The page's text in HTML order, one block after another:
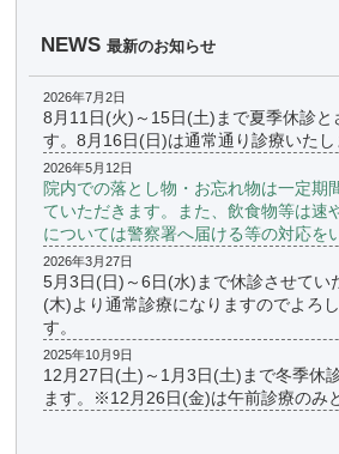
NEWS 最新のお知らせ
2026年7月2日
8月11日(火)～15日(土)まで夏季休診と
す。8月16日(日)は通常通り診療いたし
2026年5月12日
院内での落とし物・お忘れ物は一定期
ていただきます。また、飲食物等は速
については警察署へ届ける等の対応を
2026年3月27日
5月3日(日)～6日(水)まで休診させてい
(木)より通常診療になりますのでよろ
す。
2025年10月9日
12月27日(土)～1月3日(土)まで冬季休
ます。※12月26日(金)は午前診療のみ